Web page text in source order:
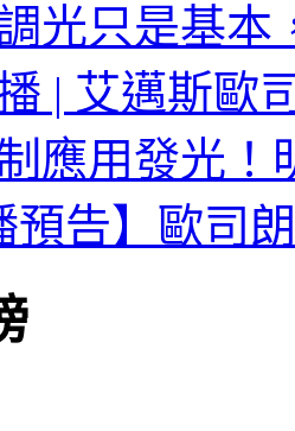
調光只是基本
| 艾邁斯歐
應用發光！
預告】歐司